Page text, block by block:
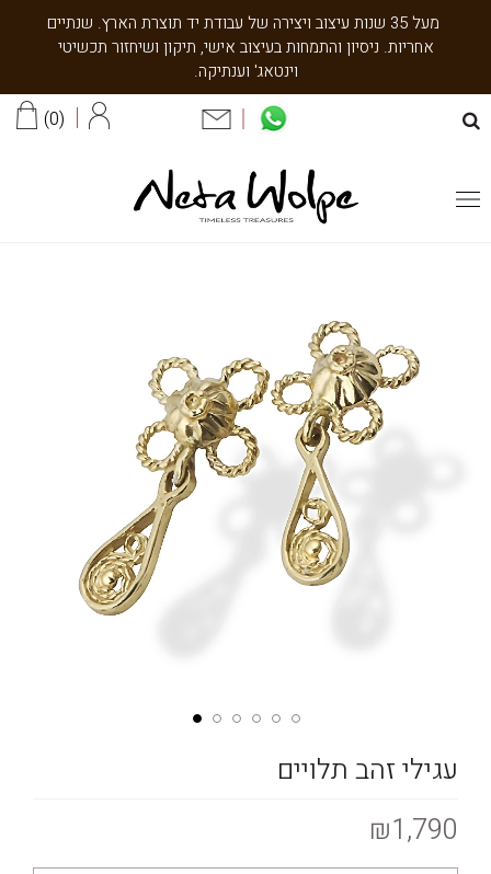
מעל 35 שנות עיצוב ויצירה של עבודת יד תוצרת הארץ. שנתיים
אחריות. ניסיון והתמחות בעיצוב אישי, תיקון ושיחזור תכשיטי
וינטאג' וענתיקה.
0
עגילי זהב תלויים
₪1,790